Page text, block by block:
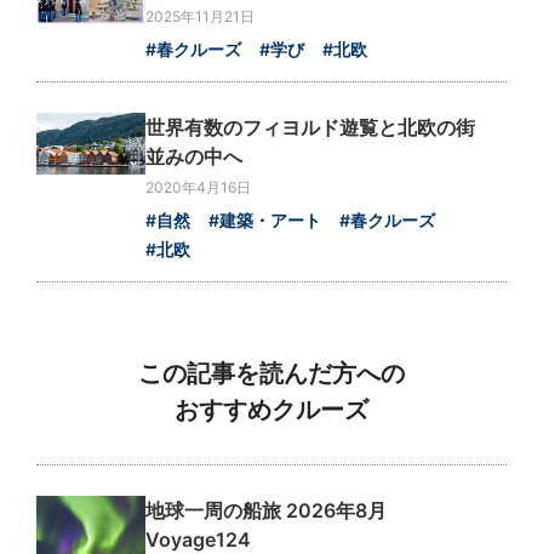
2025年11月21日
#春クルーズ #学び #北欧
世界有数のフィヨルド遊覧と北欧の街
並みの中へ
2020年4月16日
#自然 #建築・アート
#春クルーズ
#北欧
この記事を読んだ方への
おすすめクルーズ
地球一周の船旅 2026年8月
Voyage124